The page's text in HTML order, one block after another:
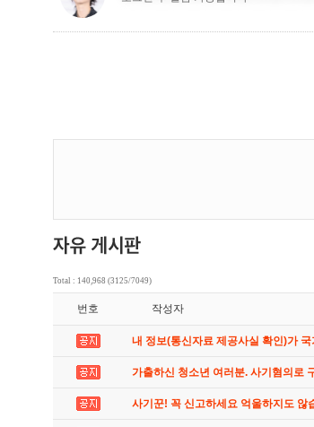
Total : 140,968 (3125/7049)
번호 작성자
내 정보(통신자료 제공사실 확인)가
가출하신 청소년 여러분. 사기혐의로
사기꾼! 꼭 신고하세요 억울하지도 않